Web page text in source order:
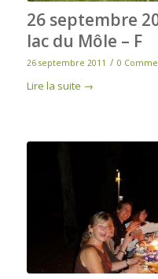
26 septembre
lac du Môle – F
26 septembre 2011 / 0
Lire la suite →